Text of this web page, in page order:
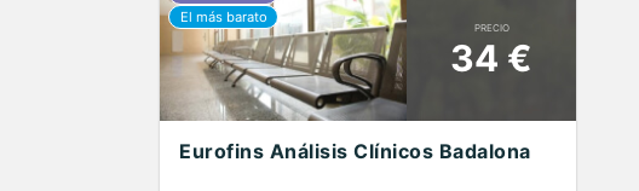
PRECIO
34 €
Eurofins Análisis Clínicos Badalona